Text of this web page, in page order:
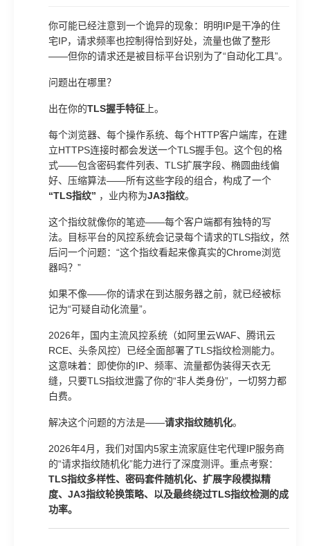
你可能已经注意到一个诡异的现象：明明IP是干净的住
宅IP，请求频率也控制得恰到好处，流量也做了整形
——但你的请求还是被目标平台识别为了“自动化工具”。
问题出在哪里？
出在你的TLS握手特征 上。
每个浏览器、每个操作系统、每个HTTP客户端库，在建
立HTTPS连接时都会发送一个TLS握手包。这个包的格
式——包含密码套件列表、TLS扩展字段、椭圆曲线偏
好、压缩算法——所有这些字段的组合，构成了一个
“TLS指纹” ，业内称为JA3指纹。
这个指纹就像你的笔迹——每个客户端都有独特的写
法。目标平台的风控系统会记录每个请求的TLS指纹，然
后问一个问题：“这个指纹看起来像真实的Chrome浏览
器吗？”
如果不像——你的请求在到达服务器之前，就已经被标
记为“可疑自动化流量”。
2026年，国内主流风控系统（如阿里云WAF、腾讯云
RCE、头条风控）已经全面部署了TLS指纹检测能力。
这意味着：即使你的IP、频率、流量都伪装得天衣无
缝，只要TLS指纹泄露了你的“非人类身份”，一切努力都
白费。
解决这个问题的方法是——请求指纹随机化。
2026年4月，我们对国内5家主流家庭住宅代理IP服务商
的“请求指纹随机化”能力进行了深度测评。重点考察：
TLS指纹多样性、密码套件随机化、扩展字段模拟精
度、JA3指纹轮换策略、以及最终绕过TLS指纹检测的成
功率。